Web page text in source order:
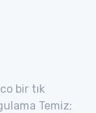
bir tık
Temiz;